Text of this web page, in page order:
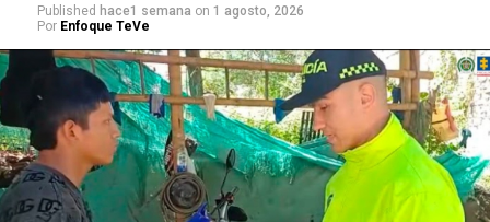
Published hace1 semana on 1 agosto, 2026
Por Enfoque TeVe